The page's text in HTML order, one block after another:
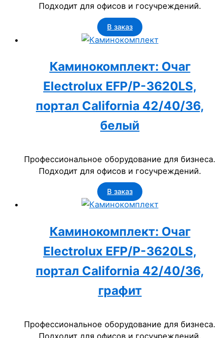
Подходит для офисов и госучреждений.
В заказ
Каминокомплект: Очаг
Electrolux EFP/P-3620LS,
портал California 42/40/36,
белый
Профессиональное оборудование для бизнеса.
Подходит для офисов и госучреждений.
В заказ
Каминокомплект: Очаг
Electrolux EFP/P-3620LS,
портал California 42/40/36,
графит
Профессиональное оборудование для бизнеса.
Подходит для офисов и госучреждений.